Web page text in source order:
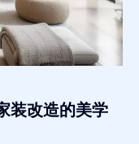
装改造的美学